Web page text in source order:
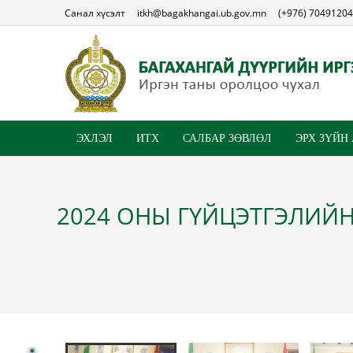
Санал хүсэлт itkh@bagakhangai.ub.gov.mn (+976) 70491204
ЭХЛЭЛ ИТХ САЛБАР ЗӨВЛӨЛ ЭРХ ЗҮЙН
2024 ОНЫ